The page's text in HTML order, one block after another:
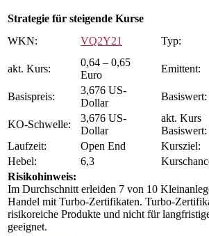
Strategie für steigende Kurse
WKN:
VQ2Y21 Typ:
akt. Kurs:
0,64 – 0,65
Euro
Emittent:
Basispreis:
3,676 US-
Dollar
Basiswert:
KO-Schwelle:
3,676 US-
Dollar
akt. Kurs
Basiswert:
Laufzeit:
Open End Kursziel:
Hebel:
6,3
Risikohinweis:
Im Durchschnitt erleiden 7 von 10
Handel mit Turbo-Zertifikaten. Turbo-
risikoreiche Produkte und nicht für
geeignet.